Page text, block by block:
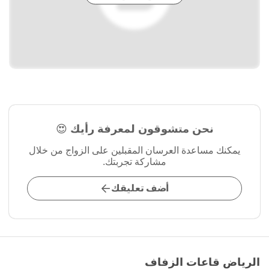
نحن متشوقون لمعرفة رأيك 😍
يمكنك مساعدة العرسان المقبلين على الزواج من خلال
مشاركة تجربتك.
أضف تعليقك
الرياض قاعات الزفاف